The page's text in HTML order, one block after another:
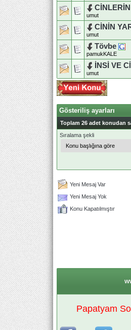
umut
CİNİN
umut
Tövbe
pamukKALE
İNSİ VE
umut
Gösteriliş ayarları
Toplam 26 adet konudan
Sıralama şekli
Yeni Mesaj Var
Yeni Mesaj Yok
Konu Kapatılmıştır
Papatyam